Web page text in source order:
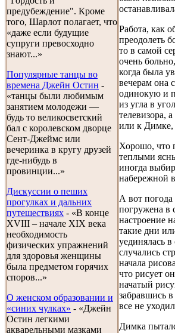
предубеждение". Кроме
того, Шарлот полагает, что
«даже если будущие
супруги превосходно
знают...»
Популярные танцы во
времена Джейн Остин -
«танцы были любимым
занятием молодежи —
будь то великосветский
бал с королевском дворце
Сент-Джеймс или
вечеринка в кругу друзей
где-нибудь в
провинции...»
Дискуссии о пеших
прогулках и дальних
путешествиях - «В конце
XVIII – начале XIX века
необходимость
физических упражнений
для здоровья женщины
была предметом горячих
споров...»
О женском образовании и
«синих чулках» - «Джейн
Остин легкими
акварельными мазками
Работа, как
преодолеть
то в самой
очень
когда была
вечерам она
одинокую и
из угла в
телевизора,
или к Димке,
Хорошо, что
теплыми
иногда
набережной
А вот
погружена в
настроение
такие дни
уединялась
случались
начала
что рисует
начатый
забравшись
все не
Димка